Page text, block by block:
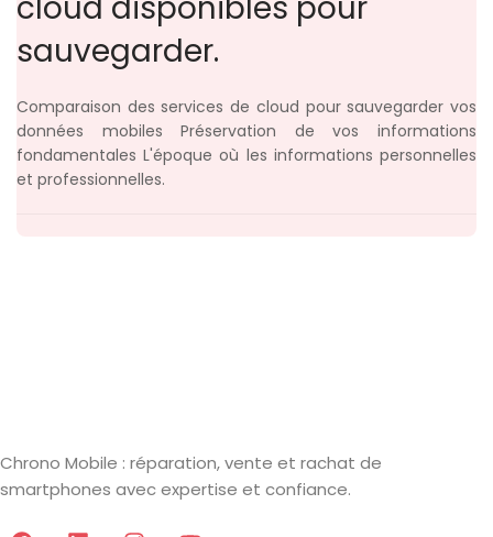
cloud disponibles pour
sauvegarder.
Comparaison des services de cloud pour sauvegarder vos
données mobiles Préservation de vos informations
fondamentales L'époque où les informations personnelles
et professionnelles.
Chrono Mobile : réparation, vente et rachat de
smartphones avec expertise et confiance.